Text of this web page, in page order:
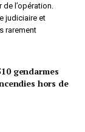
l’opération.
judiciaire et
rarement
gendarmes
hors de